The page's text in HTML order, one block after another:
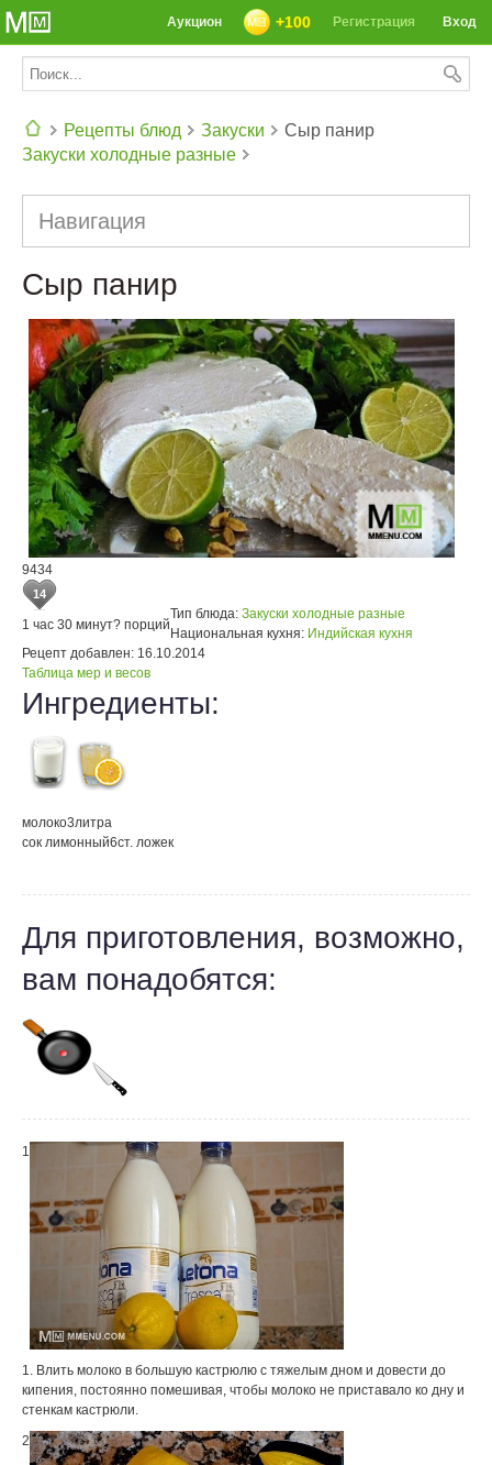
Вход
Регистрация
+100
Аукцион
Рецепты блюд
Закуски
Закуски холодные разные
Сыр панир
Навигация
Сыр панир
9434
14
1 час 30 минут? порций
Тип блюда: Закуски холодные разные
Национальная кухня: Индийская кухня
Рецепт добавлен: 16.10.2014
Таблица мер и весов
Ингредиенты:
молоко3литра
сок лимонный6ст. ложек
Для приготовления, возможно,
вам понадобятся:
1
1. Влить молоко в большую кастрюлю с тяжелым дном и довести до
кипения, постоянно помешивая, чтобы молоко не приставало ко дну и
стенкам кастрюли.
2